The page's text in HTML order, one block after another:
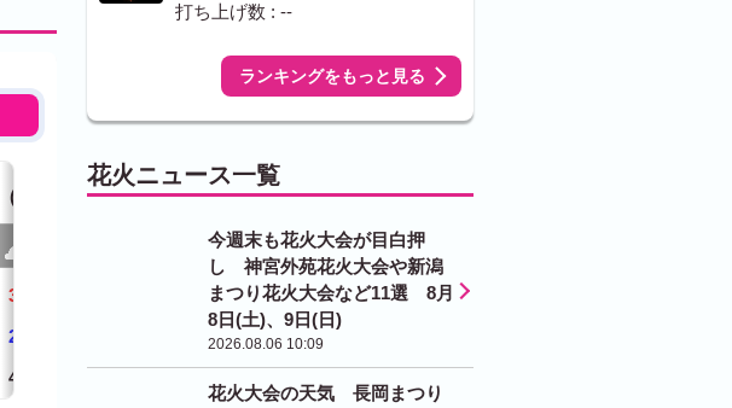
(金)
34
26
40
15
(土)
打ち上げ数 : --
ランキングをもっと見る
花火ニュース一覧
今週末も花火大会が目白押
し 神宮外苑花火大会や新潟
まつり花火大会など11選 8月
8日(土)、9日(日)
2026.08.06 10:09
花火大会の天気 長岡まつり